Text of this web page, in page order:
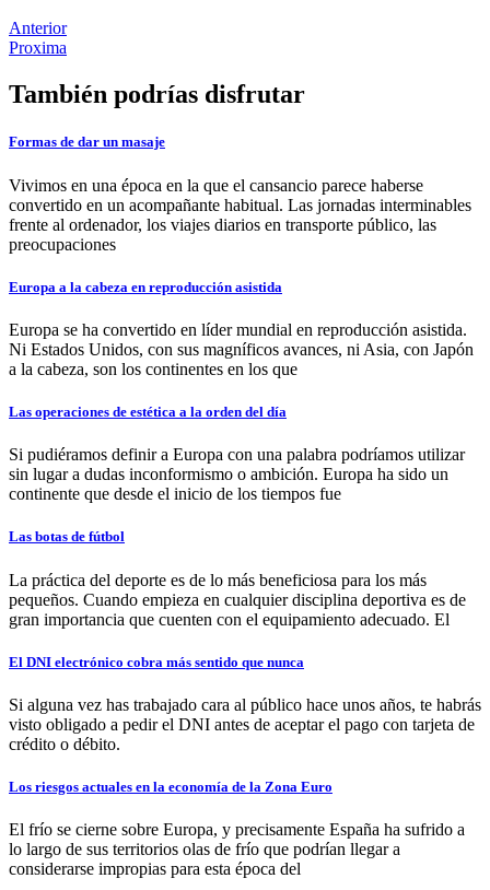
Anterior
Proxima
También podrías disfrutar
Formas de dar un masaje
Vivimos en una época en la que el cansancio parece haberse
convertido en un acompañante habitual. Las jornadas interminables
frente al ordenador, los viajes diarios en transporte público, las
preocupaciones
Europa a la cabeza en reproducción asistida
Europa se ha convertido en líder mundial en reproducción asistida.
Ni Estados Unidos, con sus magníficos avances, ni Asia, con Japón
a la cabeza, son los continentes en los que
Las operaciones de estética a la orden del día
Si pudiéramos definir a Europa con una palabra podríamos utilizar
sin lugar a dudas inconformismo o ambición. Europa ha sido un
continente que desde el inicio de los tiempos fue
Las botas de fútbol
La práctica del deporte es de lo más beneficiosa para los más
pequeños. Cuando empieza en cualquier disciplina deportiva es de
gran importancia que cuenten con el equipamiento adecuado. El
El DNI electrónico cobra más sentido que nunca
Si alguna vez has trabajado cara al público hace unos años, te habrás
visto obligado a pedir el DNI antes de aceptar el pago con tarjeta de
crédito o débito.
Los riesgos actuales en la economía de la Zona Euro
El frío se cierne sobre Europa, y precisamente España ha sufrido a
lo largo de sus territorios olas de frío que podrían llegar a
considerarse impropias para esta época del